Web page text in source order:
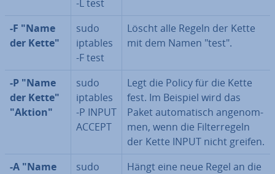
-L test
-F "Name
der Kette"
sudo
iptables
-F test
Löscht alle Regeln der Kette
mit dem Namen "test".
-P "Name
der Kette"
"Aktion"
sudo
iptables
-P INPUT
ACCEPT
Legt die Policy für die Kette
fest. Im Beispiel wird das
Paket au­to­ma­tisch an­ge­nom­
men, wenn die Fil­ter­re­geln
der Kette INPUT nicht greifen.
-A "Name
sudo
Hängt eine neue Regel an die